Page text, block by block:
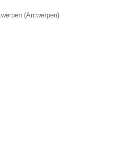
(Antwerpen)